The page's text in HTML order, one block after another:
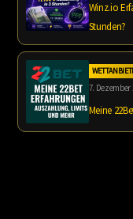
Winz.io
Stunden?
7. Dezember
Meine